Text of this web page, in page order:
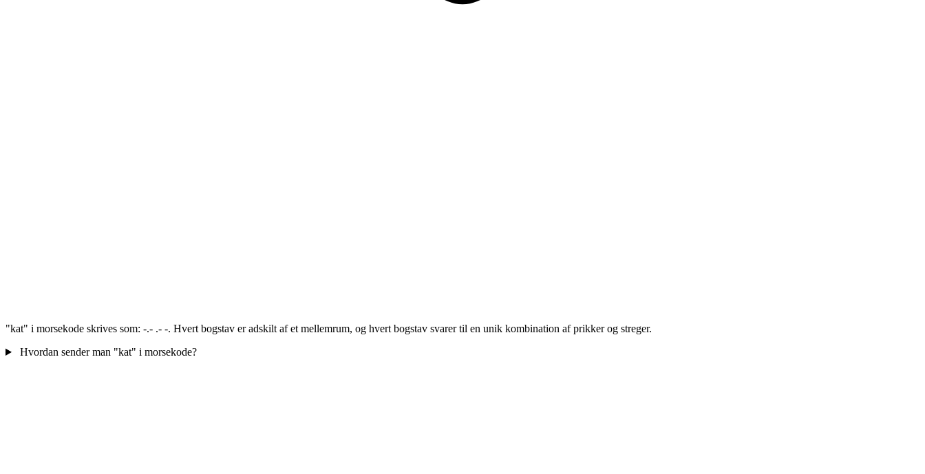
"kat" i morsekode skrives som: -.- .- -. Hvert bogstav er adskilt af et mellemrum, og hvert bogstav svarer til en unik kombination af prikker og streger.
Hvordan sender man "kat" i morsekode?